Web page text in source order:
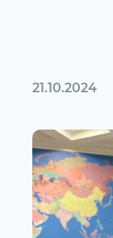
21.10.2024